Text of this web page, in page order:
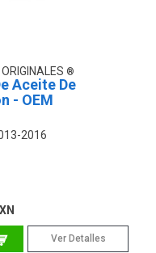
Aceite De
- OEM
2016
Ver Detalles